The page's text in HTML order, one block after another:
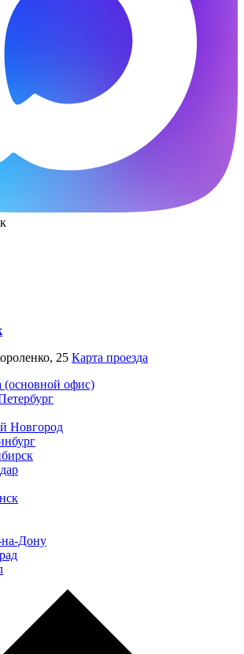
25 Карта проезда
(основной офис)
Новгород
на-Дону